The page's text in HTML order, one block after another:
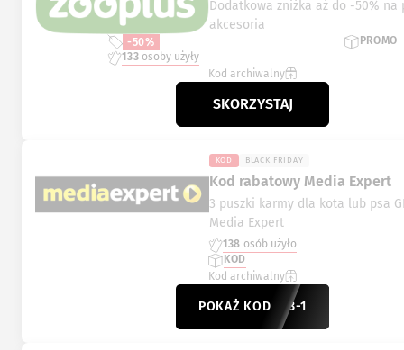
Dodatkowa zniżka aż do -50% na
akcesoria
-50%
133 osoby użyły
PROMO
Kod archiwalny
SKORZYSTAJ
KOD BLACK FRIDAY
Kod rabatowy Media Expert
3 puszki karmy dla kota lub psa
Media Expert
138 osób użyło
KOD
Kod archiwalny
POKAŻ KOD23323-1